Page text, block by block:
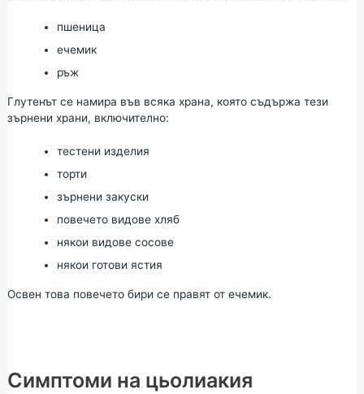
пшеница
ечемик
ръж
Глутенът се намира във всяка храна, която съдържа тези
зърнени храни, включително:
тестени изделия
торти
зърнени закуски
повечето видове хляб
някои видове сосове
някои готови ястия
Освен това повечето бири се правят от ечемик.
Симптоми на цьолиакия